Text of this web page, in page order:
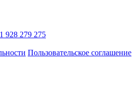
928 279 275
Пользовательское соглашение